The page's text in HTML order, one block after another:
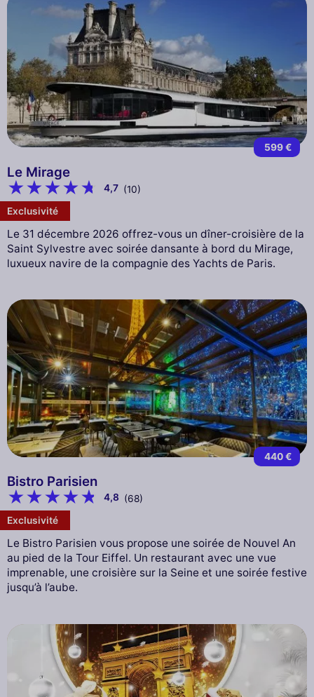
599 €
Le Mirage
4,7 (10)
Exclusivité
Le 31 décembre 2026 offrez-vous un dîner-croisière de la
Saint Sylvestre avec soirée dansante à bord du Mirage,
luxueux navire de la compagnie des Yachts de Paris.
440 €
Bistro Parisien
4,8 (68)
Exclusivité
Le Bistro Parisien vous propose une soirée de Nouvel An
au pied de la Tour Eiffel. Un restaurant avec une vue
imprenable, une croisière sur la Seine et une soirée festive
jusqu’à l’aube.